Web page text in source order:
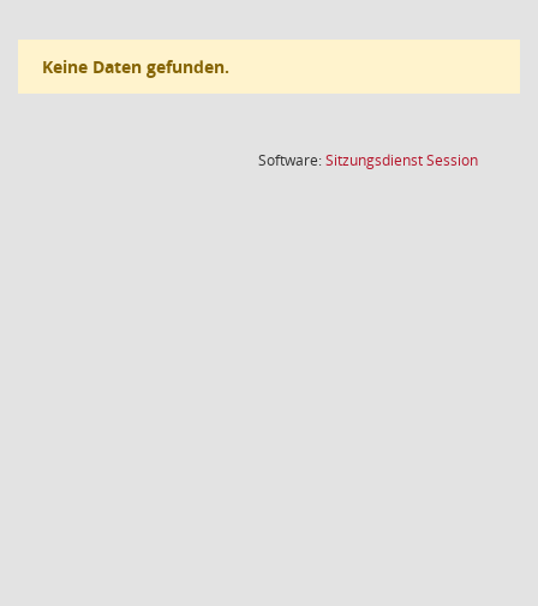
Keine Daten gefunden.
Software:SitzungsdienstSession(Wird in